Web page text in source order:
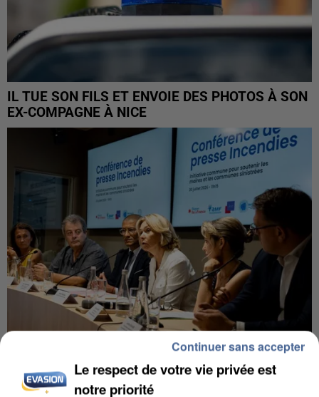
IL TUE SON FILS ET ENVOIE DES PHOTOS À SON
EX-COMPAGNE À NICE
INCENDIES : L’ÎLE-DE-FRANCE LANCE UN ÉLAN
DE SOLIDARITÉ AVEC LES...
Le respect de votre vie privée est
notre priorité
Continuer sans accepter